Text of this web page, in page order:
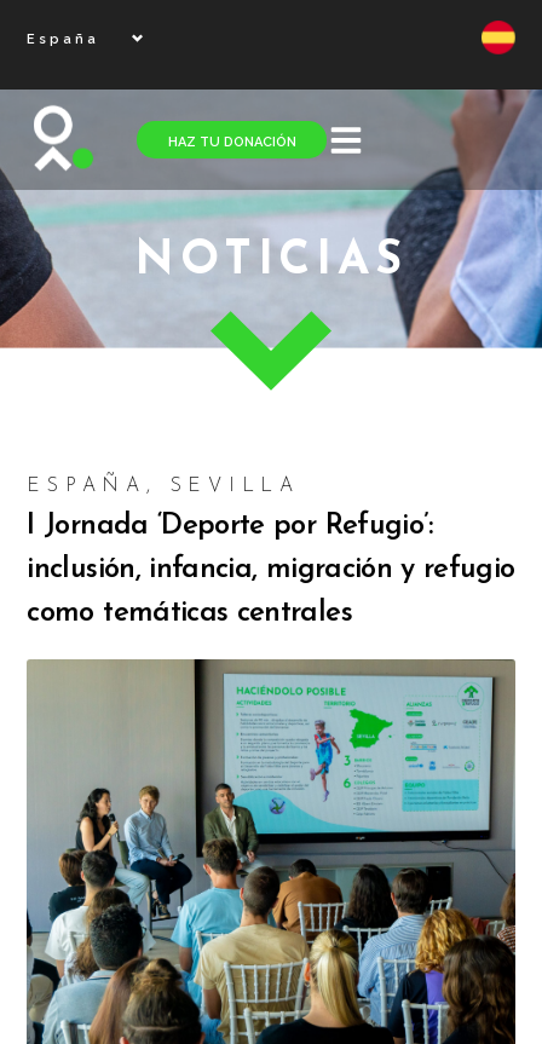
España
HAZ TU DONACIÓN
NOTICIAS
ESPAÑA , SEVILLA
I Jornada ‘Deporte por Refugio’:
inclusión, infancia, migración y refugio
como temáticas centrales